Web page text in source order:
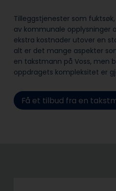
Tilleggstjenester som
av kommunale opplysninger
ekstra kostnader utover en
alt er det mange aspekter
en takstmann på Voss, men
oppdragets kompleksitet er
Få et tilbud fra en